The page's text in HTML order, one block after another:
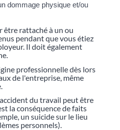
dommage physique et/ou
être rattaché à un ou
pendant que vous étiez
Il doit également
professionnelle dès lors
de l'entreprise, même
du travail peut être
la conséquence de faits
un suicide sur le lieu
personnels).